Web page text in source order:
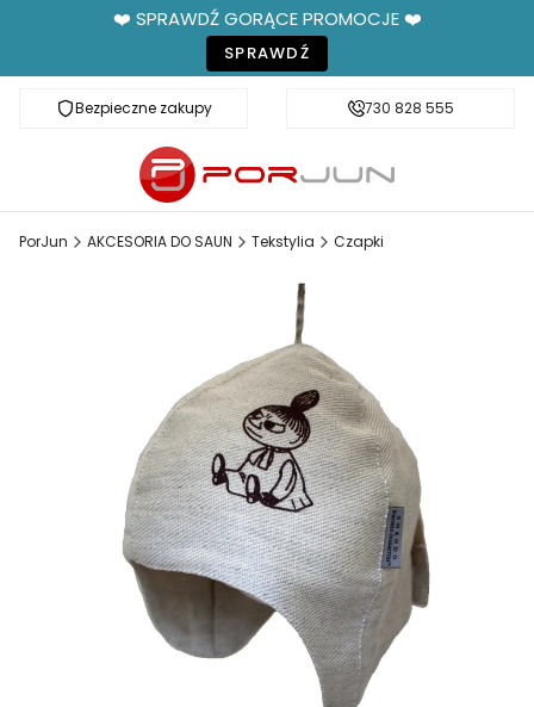
❤️ SPRAWDŹ GORĄCE PROMOCJE ❤️
SPRAWDŹ
Bezpieczne zakupy Fachowe doradztwo
730 828 555
PorJun AKCESORIA DO SAUN Tekstylia Czapki